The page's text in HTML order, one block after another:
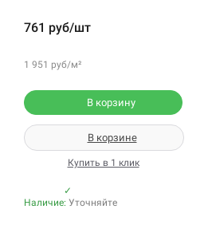
761 руб/шт
1 951 руб/м²
В корзину
В корзине
Купить в 1 клик
✓
Наличие: Уточняйте